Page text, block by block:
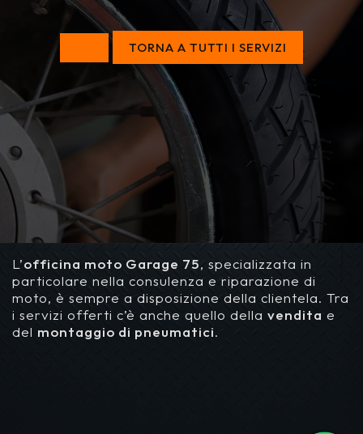
TORNA A TUTTI I SERVIZI
L’officina moto Garage 75, specializzata in
particolare nella consulenza e riparazione di
moto, è sempre a disposizione della clientela. Tra
i servizi offerti c’è anche quello della vendita e
del montaggio di pneumatici.